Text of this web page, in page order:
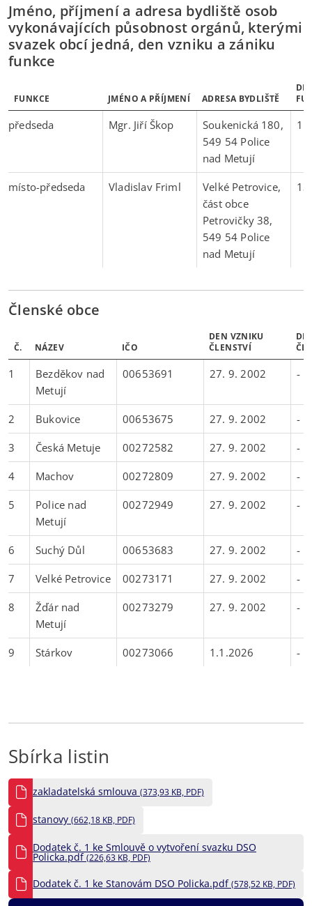
Jméno, příjmení a adresa bydliště osob
vykonávajících působnost orgánů, kterými
svazek obcí jedná, den vzniku a zániku
funkce
FUNKCE JMÉNO A PŘÍJMENÍ ADRESA BYDLIŠTĚ
předseda Mgr. Jiří Škop
Soukenická 180,
549 54 Police
nad Metují
1.
místo-předseda Vladislav Friml
Velké Petrovice,
část obce
Petrovičky 38,
549 54 Police
nad Metují
Členské obce
Č. NÁZEV IČO
DEN VZNIKU
ČLENSTVÍ
1
Bezděkov nad
Metují
00653691 27. 9. 2002 -
2 Bukovice 00653675 27. 9. 2002 -
3 Česká Metuje 00272582 27. 9. 2002 -
4 Machov 00272809 27. 9. 2002 -
5
Police nad
Metují
00272949 27. 9. 2002 -
6 Suchý Důl 00653683 27. 9. 2002 -
7 Velké Petrovice 00273171 27. 9. 2002 -
8
Žďár nad
Metují
00273279 27. 9. 2002 -
9 Stárkov 00273066 1.1.2026 -
Sbírka listin
zakladatelská smlouva (373,93 KB, PDF)
stanovy (662,18 KB, PDF)
Dodatek č. 1 ke Smlouvě o vytvoření svazku DSO
Policka.pdf(226,63 KB, PDF)
Dodatek č. 1 ke Stanovám DSO Policka.pdf (578,52 KB, PDF)